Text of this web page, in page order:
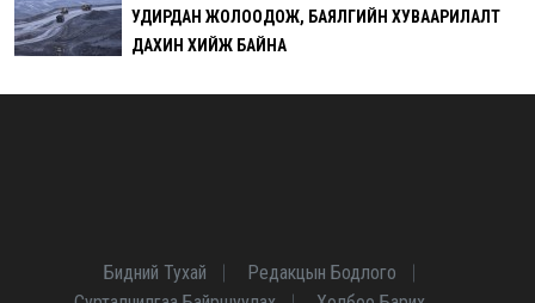
УДИРДАН ЖОЛООДОЖ, БАЯЛГИЙН ХУВААРИЛАЛТ
ДАХИН ХИЙЖ БАЙНА
Бидний Тухай
Редакцын Бодлого